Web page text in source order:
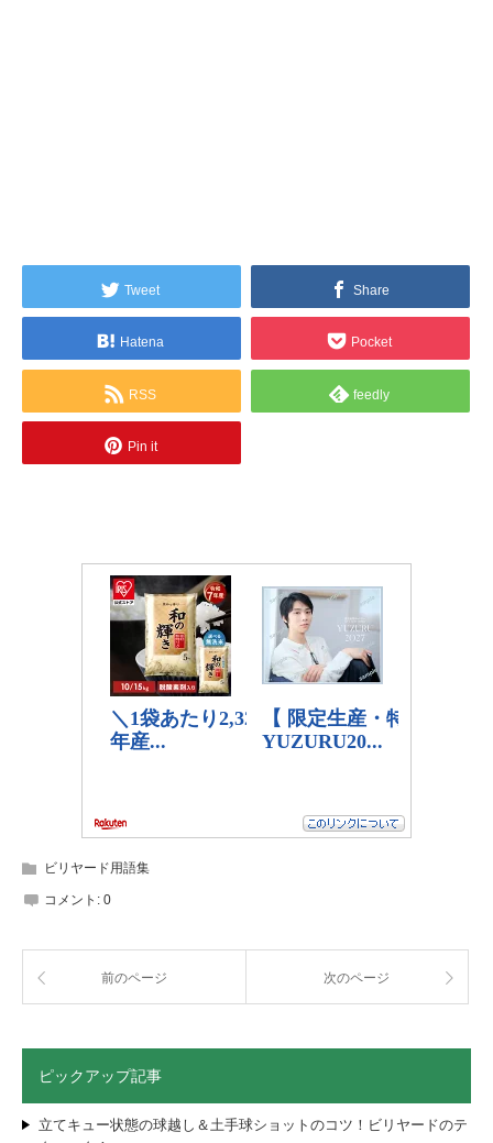
Tweet Share
Hatena Pocket
RSS feedly
Pin it
ビリヤード用語集
コメント: 0
前のページ 次のページ
ピックアップ記事
立てキュー状態の球越し＆土手球ショットのコツ！ビリヤードのテ